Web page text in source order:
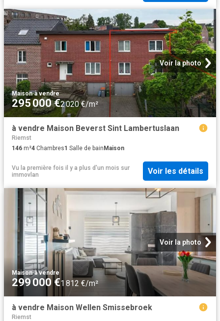
Voir la photo
Maison·à vendre
295 000 €2 020 €/m²
à vendre Maison Beverst Sint Lambertuslaan
Riemst
146 m²4 Chambres1 Salle de bain Maison
Vu la première fois il y a plus d'un mois sur
immovlan
Voir les détails
Voir la photo
Maison·à vendre
299 000 €1 812 €/m²
à vendre Maison Wellen Smissebroek
Riemst